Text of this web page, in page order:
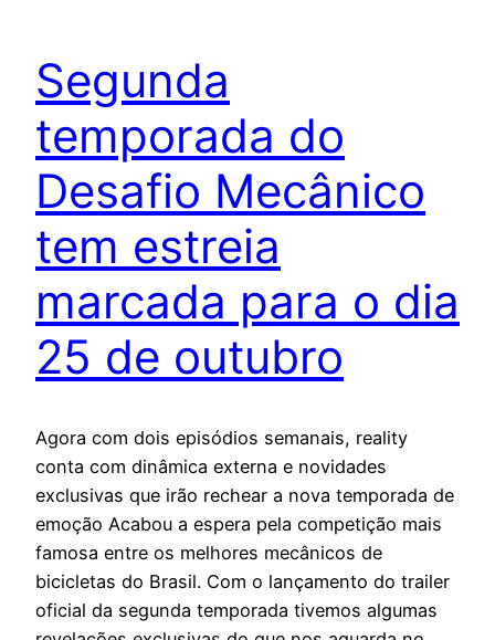
Segunda
temporada do
Desafio Mecânico
tem estreia
marcada para o dia
25 de outubro
Agora com dois episódios semanais, reality
conta com dinâmica externa e novidades
exclusivas que irão rechear a nova temporada de
emoção Acabou a espera pela competição mais
famosa entre os melhores mecânicos de
bicicletas do Brasil. Com o lançamento do trailer
oficial da segunda temporada tivemos algumas